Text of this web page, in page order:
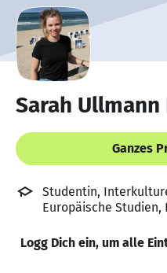
Sarah Ullmann
Ganzes
Studentin,
Europäische Studien,
Logg Dich ein, um alle